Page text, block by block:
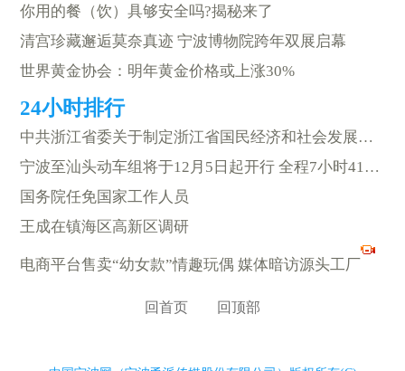
你用的餐（饮）具够安全吗?揭秘来了
清宫珍藏邂逅莫奈真迹 宁波博物院跨年双展启幕
世界黄金协会：明年黄金价格或上涨30%
中共浙江省委关于制定浙江省国民经济和社会发展第十五个五年规划的建议
宁波至汕头动车组将于12月5日起开行 全程7小时41分钟
国务院任免国家工作人员
王成在镇海区高新区调研
电商平台售卖“幼女款”情趣玩偶 媒体暗访源头工厂
回首页 回顶部